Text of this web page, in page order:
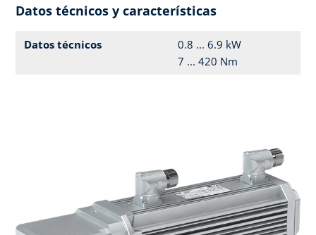
Datos técnicos y características
Datos técnicos
0.8 ... 6.9 kW
7 ... 420 Nm